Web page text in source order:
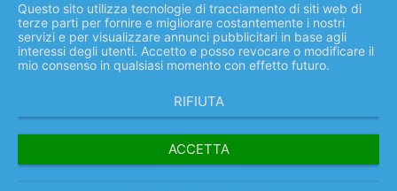
un’enorme quantità di
lubrificante.Così come la
Finlandia è divenuta
l’agente degli anglosassoni
nel Nord Europa, allo
ricopre lo stesso ruolo
nell’Estremo Oriente:
e culturalmente un paese
asiatico, il Giappone è
Questo sito utilizza tecnologie di tracciamento di siti web di
terze parti per fornire e migliorare costantemente i nostri
servizi e per visualizzare annunci pubblicitari in base agli
interessi degli utenti. Accetto e posso revocare o modificare il
mio consenso in qualsiasi momento con effetto futuro.
RIFIUTA
ACCETTA